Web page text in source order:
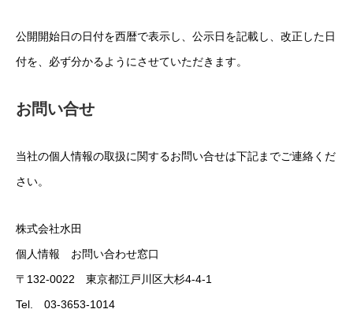
公開開始日の日付を西暦で表示し、公示日を記載し、改正した日
付を、必ず分かるようにさせていただきます。
お問い合せ
当社の個人情報の取扱に関するお問い合せは下記までご連絡くだ
さい。
株式会社水田
個人情報 お問い合わせ窓口
〒132-0022 東京都江戸川区大杉4-4-1
Tel. 03-3653-1014